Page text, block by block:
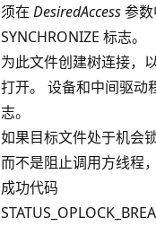
须在 DesiredAccess参
SYNCHRONIZE 标志。
为此文件创建树连接，
打开。 设备和中间驱动
志。
如果目标文件处于机会
而不是阻止调用方线程
成功代码